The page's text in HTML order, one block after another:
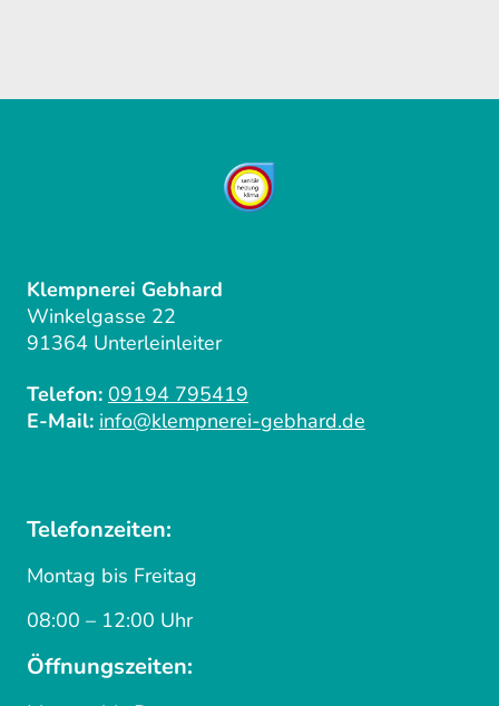
Klempnerei Gebhard
Winkelgasse 22
91364 Unterleinleiter
Telefon: 09194 795419
E-Mail: info@klempnerei-gebhard.de
Telefonzeiten:
Montag bis Freitag
08:00 – 12:00 Uhr
Öffnungszeiten: